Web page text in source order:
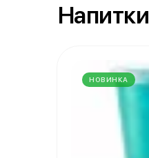
Напитки
НОВИНКА